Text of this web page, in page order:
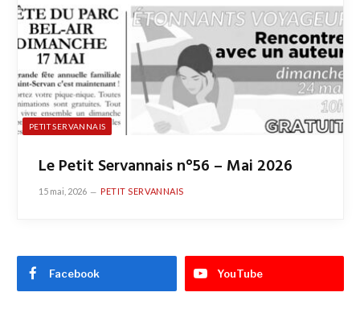
PETIT SERVANNAIS
Le Petit Servannais n°56 – Mai 2026
15 mai, 2026 PETIT SERVANNAIS
Facebook YouTube